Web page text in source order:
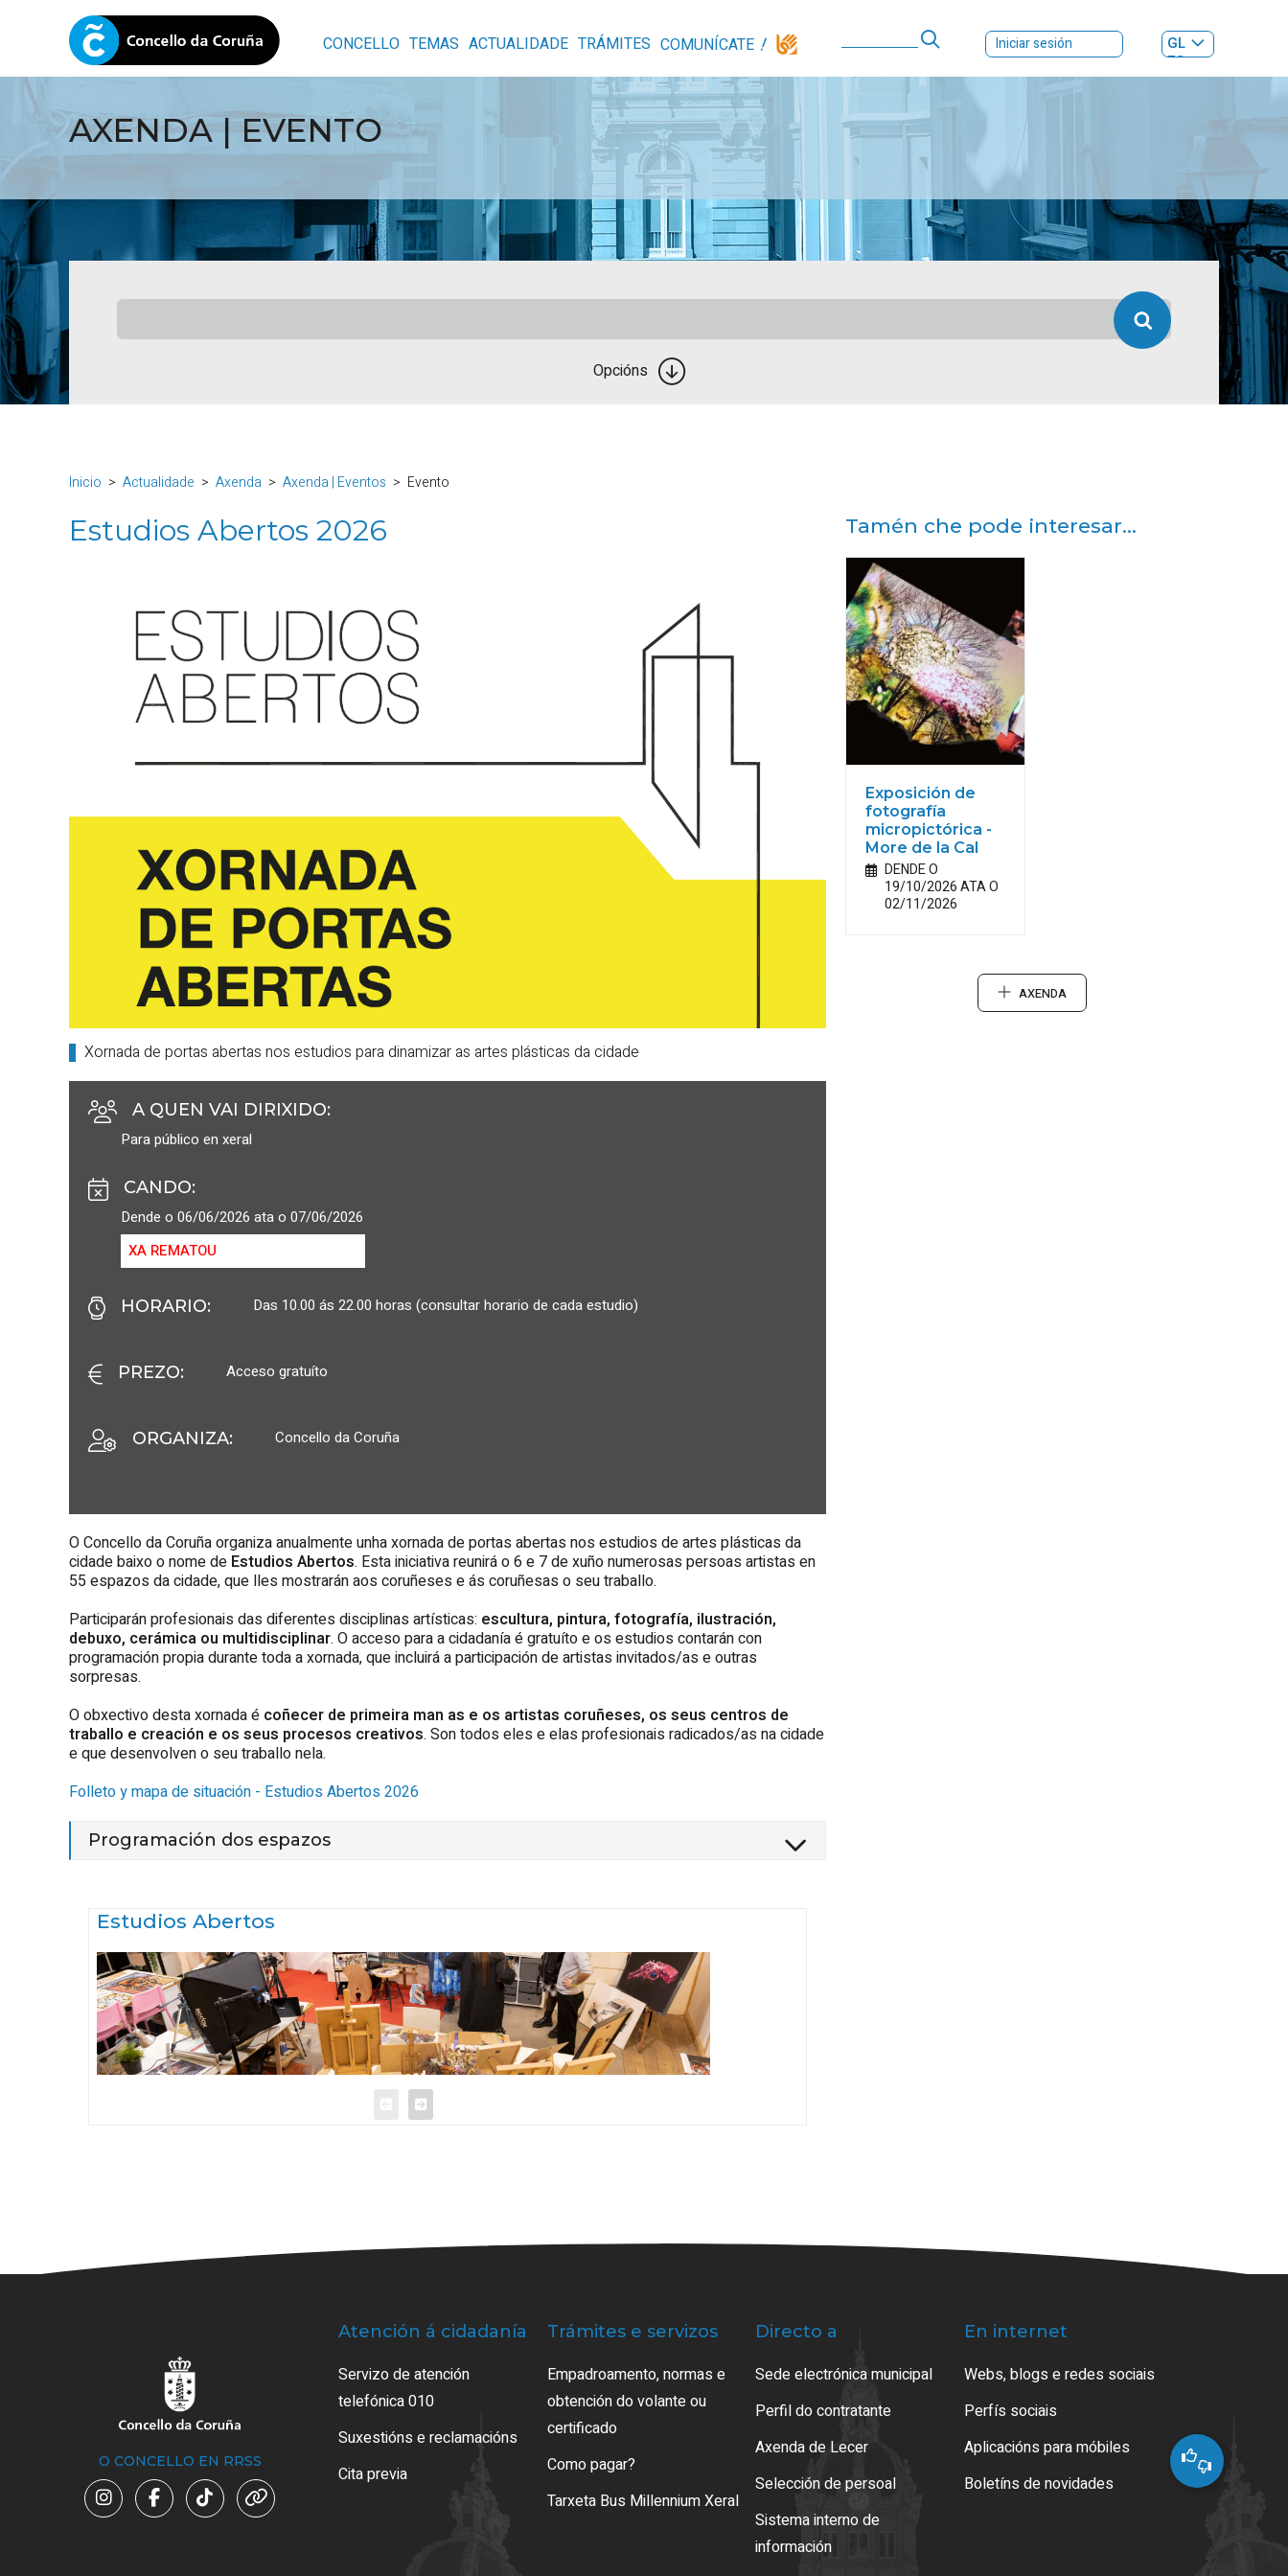
CONCELLO TEMAS ACTUALIDADE TRÁMITES COMUNÍCATE Iniciar sesión
GL
ES|
AXENDA | EVENTO
Opcións
Inicio Actualidade Axenda Axenda | Eventos Evento
Estudios Abertos 2026
Xornada de portas abertas nos estudios para dinamizar as artes plásticas da cidade
A QUEN VAI DIRIXIDO:
Para público en xeral
CANDO:
Dende o 06/06/2026 ata o 07/06/2026
XA REMATOU
HORARIO: Das 10.00 ás 22.00 horas (consultar horario de cada estudio)
PREZO: Acceso gratuíto
ORGANIZA: Concello da Coruña
O Concello da Coruña organiza anualmente unha xornada de portas abertas nos estudios de artes plásticas da
cidade baixo o nome de Estudios Abertos. Esta iniciativa reunirá o 6 e 7 de xuño numerosas persoas artistas en
55 espazos da cidade, que lles mostrarán aos coruñeses e ás coruñesas o seu traballo.
Participarán profesionais das diferentes disciplinas artísticas: escultura, pintura, fotografía, ilustración,
debuxo, cerámica ou multidisciplinar. O acceso para a cidadanía é gratuíto e os estudios contarán con
programación propia durante toda a xornada, que incluirá a participación de artistas invitados/as e outras
sorpresas.
O obxectivo desta xornada é coñecer de primeira man as e os artistas coruñeses, os seus centros de
traballo e creación e os seus procesos creativos. Son todos eles e elas profesionais radicados/as na cidade
e que desenvolven o seu traballo nela.
Folleto y mapa de situación - Estudios Abertos 2026
Programación dos espazos
Estudios Abertos
Tamén che pode interesar...
Exposición de
fotografía
micropictórica -
More de la Cal
DENDE O
19/10/2026 ATA O
02/11/2026
AXENDA
O CONCELLO EN RRSS
Atención á cidadanía
Servizo de atención
telefónica 010
Suxestións e reclamacións
Cita previa
Trámites e servizos
Empadroamento, normas e
obtención do volante ou
certificado
Como pagar?
Tarxeta Bus Millennium Xeral
Directo a
Sede electrónica municipal
Perfil do contratante
Axenda de Lecer
Selección de persoal
Sistema interno de
información
En internet
Webs, blogs e redes sociais
Perfís sociais
Aplicacións para móbiles
Boletíns de novidades